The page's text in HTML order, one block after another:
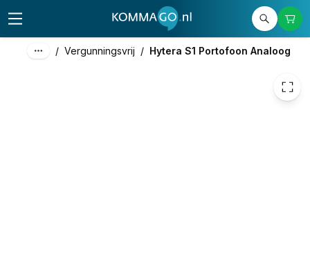
/ Vergunningsvrij / Hytera S1 Portofoon Analoog